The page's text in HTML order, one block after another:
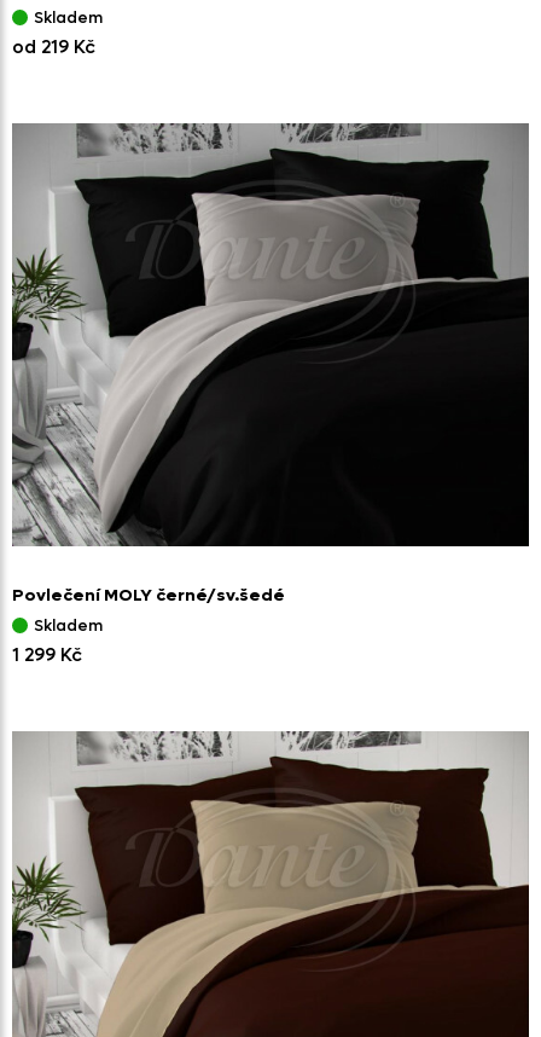
Skladem
od 219 Kč
Povlečení MOLY černé/sv.šedé
Skladem
1 299 Kč